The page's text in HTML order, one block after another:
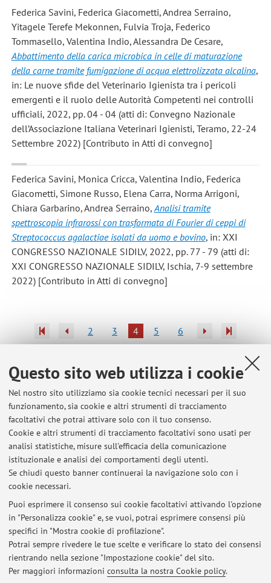
Questo sito web utilizza i cookie
Nel nostro sito utilizziamo sia cookie tecnici necessari per il suo
funzionamento, sia cookie e altri strumenti di tracciamento
facoltativi che potrai attivare solo con il tuo consenso.
Cookie e altri strumenti di tracciamento facoltativi sono usati per
analisi statistiche, misure sull'efficacia della comunicazione
istituzionale e analisi dei comportamenti degli utenti.
Se chiudi questo banner continuerai la navigazione solo con i
cookie necessari.
Puoi esprimere il consenso sui cookie facoltativi attivando l'opzione
in "Personalizza cookie" e, se vuoi, potrai esprimere consensi più
specifici in "Mostra cookie di profilazione".
Potrai sempre rivedere le tue scelte e verificare lo stato dei consensi
rientrando nella sezione "Impostazione cookie" del sito.
Per maggiori informazioni consulta la nostra Cookie policy.
Federica Savini, Federica Giacometti, Andrea Serraino,
Yitagele Terefe Mekonnen, Fulvia Troja, Federico
Tommasello, Valentina Indio, Alessandra De Cesare,
Abbattimento della carica microbica in celle di maturazione
della carne tramite fumigazione di acqua elettrolizzata alcalina,
in: Le nuove sfide del Veterinario Igienista tra i pericoli
emergenti e il ruolo delle Autorità Competenti nei controlli
ufficiali, 2022, pp. 04 - 04 (atti di: Convegno Nazionale
dell’Associazione Italiana Veterinari Igienisti, Teramo, 22-24
Settembre 2022) [Contributo in Atti di convegno]
Federica Savini, Monica Cricca, Valentina Indio, Federica
Giacometti, Simone Russo, Elena Carra, Norma Arrigoni,
Chiara Garbarino, Andrea Serraino, Analisi tramite
spettroscopia infrarossi con trasformata di Fourier di ceppi di
Streptococcus agalactiae isolati da uomo e bovino, in: XXI
CONGRESSO NAZIONALE SIDILV, 2022, pp. 77 - 79 (atti di:
XXI CONGRESSO NAZIONALE SIDILV, Ischia, 7-9 settembre
2022) [Contributo in Atti di convegno]
2 3 4 5 6
Ultimi avvisi
Tirocinio esterno di ispezione - Suggerimenti per la consegna del
progetto formativo e ritiro dei DPI
Pubblicato il: 23 gennaio 2018
Parziale di Ispezione degli alimenti - latte e prodotti lattiero caseari.
Pubblicato il: 07 gennaio 2017
Trirocinio di ispezione: turno supplementare per studenti fuori corso
Pubblicato il: 10 maggio 2015